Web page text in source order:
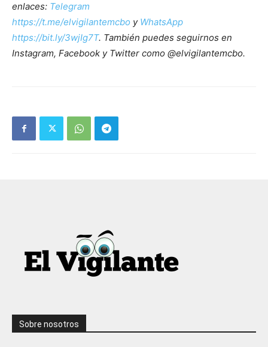
enlaces: Telegram
https://t.me/elvigilantemcbo y WhatsApp
https://bit.ly/3wjIg7T. También puedes seguirnos en
Instagram, Facebook y Twitter como @elvigilantemcbo.
Sobre nosotros